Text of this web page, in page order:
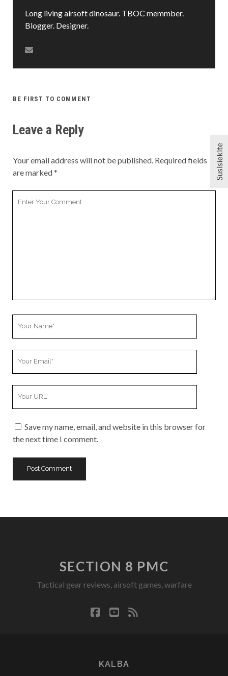
Long living airsoft dinosaur. TBOC memmber.
Blogger. Designer.
BE FIRST TO COMMENT
Leave a Reply
Your email address will not be published. Required fields
are marked*
Save my name, email, and website in this browser for
the next time I comment.
SECTION 8 PMC
Tactical gear reviews, airsoft games, warfare
facebook
youtube
rss
KALBA
Susisiekite